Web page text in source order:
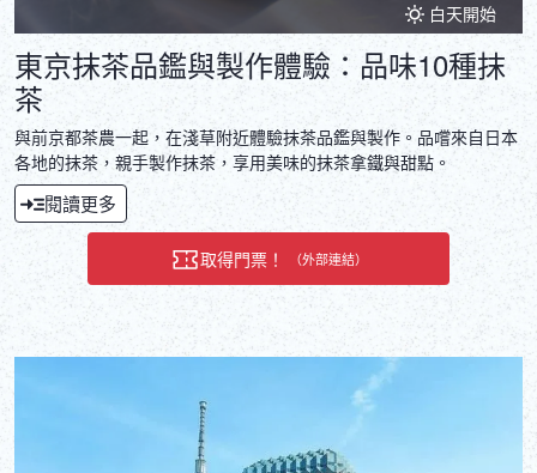
白天開始
東京抹茶品鑑與製作體驗：品味10種抹
茶
與前京都茶農一起，在淺草附近體驗抹茶品鑑與製作。品嚐來自日本
各地的抹茶，親手製作抹茶，享用美味的抹茶拿鐵與甜點。
閱讀更多
取得門票！ （外部連結）